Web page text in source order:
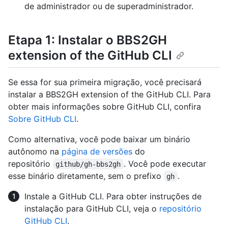
de administrador ou de superadministrador.
Etapa 1: Instalar o BBS2GH
extension of the GitHub CLI
Se essa for sua primeira migração, você precisará
instalar a BBS2GH extension of the GitHub CLI. Para
obter mais informações sobre GitHub CLI, confira
Sobre GitHub CLI.
Como alternativa, você pode baixar um binário
autônomo na página de versões do
repositório
github/gh-bbs2gh . Você pode executar
esse binário diretamente, sem o prefixo
gh .
Instale a GitHub CLI. Para obter instruções de
instalação para GitHub CLI, veja o repositório
GitHub CLI.